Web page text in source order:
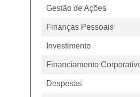
Gestão de Ações
Finanças Pessoais
Investimento
Financiamento
Despesas